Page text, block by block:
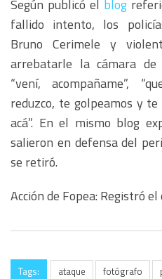
Según publicó el blog
fallido intento, los
Bruno Cerimele y
arrebatarle la cámara de
“vení, acompañame”,
reduzco, te golpeamos y
acá”. En el mismo blog
salieron en defensa del
se retiró.
Acción de Fopea: Registró el
Tags: ataque fotógrafo